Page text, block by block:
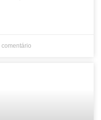
comentário